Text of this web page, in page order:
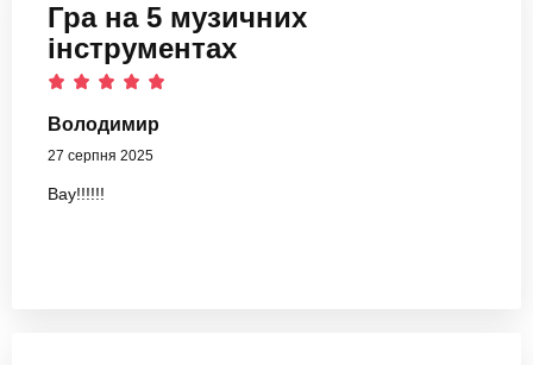
Гра на 5 музичних
інструментах
Володимир
27 серпня 2025
Вау!!!!!!